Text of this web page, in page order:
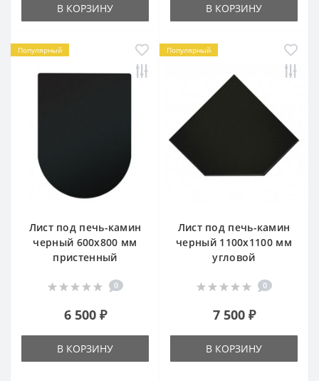
В КОРЗИНУ В КОРЗИНУ
Популярный
Лист под печь-камин
черный 600х800 мм
пристенный
0
6 500 ₽
В КОРЗИНУ
Популярный
Лист под печь-камин
черный 1100х1100 мм
угловой
0
7 500 ₽
В КОРЗИНУ